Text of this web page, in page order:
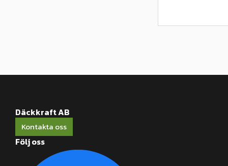
Däckkraft AB
Kontakta oss
Följ oss